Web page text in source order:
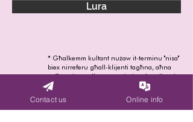
Lura
* Għalkemm kultant nużaw it-terminu "nisa"
biex nirreferu għall-klijenti tagħna, aħna
noffru minn qalbna s-servizzi tagħna lin-nies
kollha ta' kull orjentazzjoniji sesswali u identita'
tal-ġeneru.
Contact us Online info